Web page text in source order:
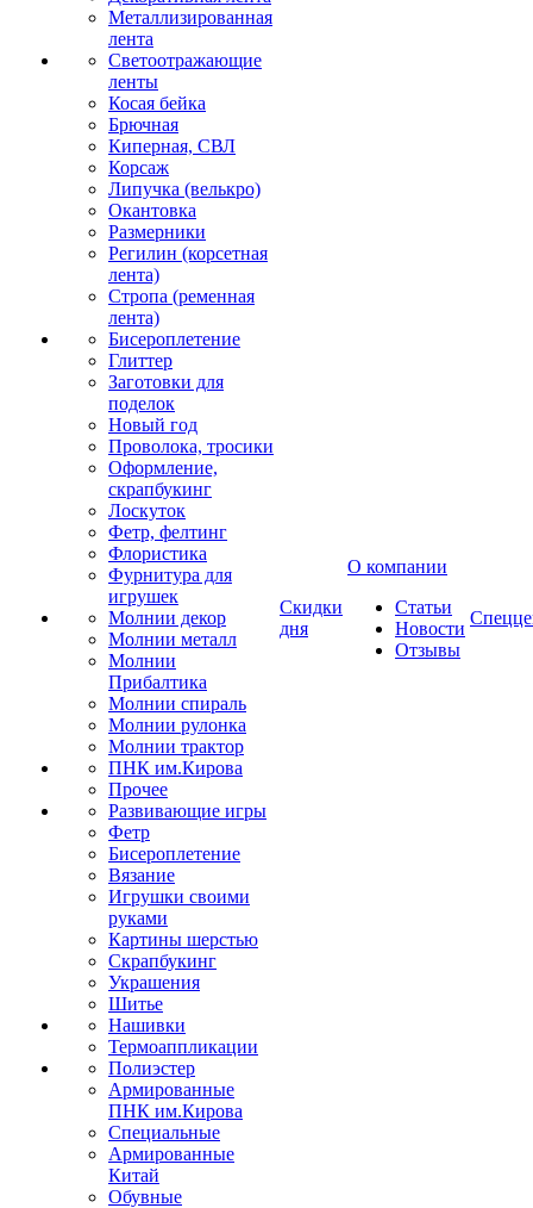
Металлизированная
лента
Светоотражающие
ленты
Косая бейка
Брючная
Киперная, СВЛ
Корсаж
Липучка (велькро)
Окантовка
Размерники
Регилин (корсетная
лента)
Стропа (ременная
лента)
Бисероплетение
Глиттер
Заготовки для
поделок
Новый год
Проволока, тросики
Оформление,
скрапбукинг
Лоскуток
Фетр, фелтинг
Флористика
Фурнитура для
игрушек
Молнии декор
Молнии металл
Молнии
Прибалтика
Молнии спираль
Молнии рулонка
Молнии трактор
ПНК им.Кирова
Прочее
Развивающие игры
Фетр
Бисероплетение
Вязание
Игрушки своими
руками
Картины шерстью
Скрапбукинг
Украшения
Шитье
Нашивки
Термоаппликации
Полиэстер
Армированные
ПНК им.Кирова
Специальные
Армированные
Китай
Обувные
Скидки
дня
О компании
Статьи
Новости
Отзывы